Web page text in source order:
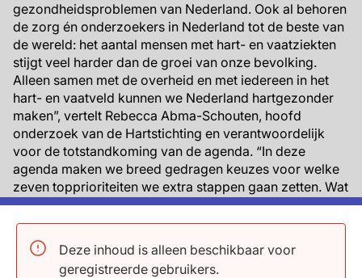
Deze inhoud is alleen beschikbaar voor
geregistreerde gebruikers.
gezondheidsproblemen van Nederland. Ook al behoren
de zorg én onderzoekers in Nederland tot de beste van
de wereld: het aantal mensen met hart- en vaatziekten
stijgt veel harder dan de groei van onze bevolking.
Alleen samen met de overheid en met iedereen in het
hart- en vaatveld kunnen we Nederland hartgezonder
maken”, vertelt Rebecca Abma-Schouten, hoofd
onderzoek van de Hartstichting en verantwoordelijk
voor de totstandkoming van de agenda. “In deze
agenda maken we breed gedragen keuzes voor welke
zeven topprioriteiten we extra stappen gaan zetten. Wat
doet er het meeste toe? Waar heb je de Hartstichting
nodig? En, misschien nog wel belangrijker, wat kunnen
anderen doen?”
De grootste uitdaging daarbij was, om tot onderwerpen